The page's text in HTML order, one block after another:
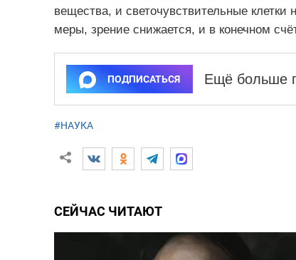
вещества, и светочувствительные
меры, зрение снижается, и в конечном
ПОДПИСАТЬСЯ Ещё больше
#НАУКА
СЕЙЧАС ЧИТАЮТ